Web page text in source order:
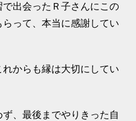
出会ったＲ子さんにこの
って、本当に感謝してい
からも縁は大切にしてい
、最後までやりきった自